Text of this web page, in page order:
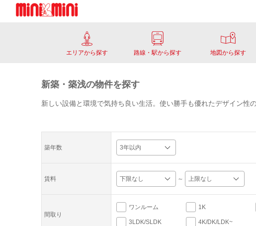
エリアから探す 路線・駅から探す 地図から探す
新築・築浅の物件を探す
新しい設備と環境で気持ち良い生活。使い勝手も優れたデザイン性
築年数
賃料 ～
間取り
ワンルーム 1K
3LDK/SLDK 4K/DK/LDK~